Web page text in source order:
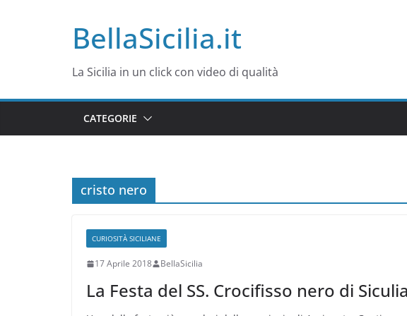
BellaSicilia.it
La Sicilia in un click con video di qualità
CATEGORIE
cristo nero
CURIOSITÀ SICILIANE
17 Aprile 2018 BellaSicilia
La Festa del SS. Crocifisso nero di